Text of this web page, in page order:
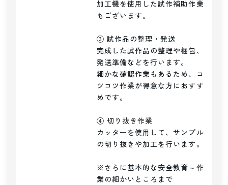
加工機を使用した試作補助作業
もございます。
③ 試作品の整理・発送
完成した試作品の整理や梱包、
発送準備などを行います。
細かな確認作業もあるため、コ
ツコツ作業が得意な方におすす
めです。
④ 切り抜き作業
カッターを使用して、サンプル
の切り抜きや加工を行います。
※さらに基本的な安全教育～作
業の細かいところまで